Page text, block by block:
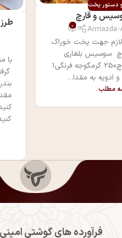
دستور پخت
و قارچ
Armazda-
0
جهت پخت خوراک
سوسیس بلغاری
گوشتیران4 عددقارچ250 گرمگوجه فرنگی1
ادویه به مقدا...
مطلب
با
فرآورده های گوشتی